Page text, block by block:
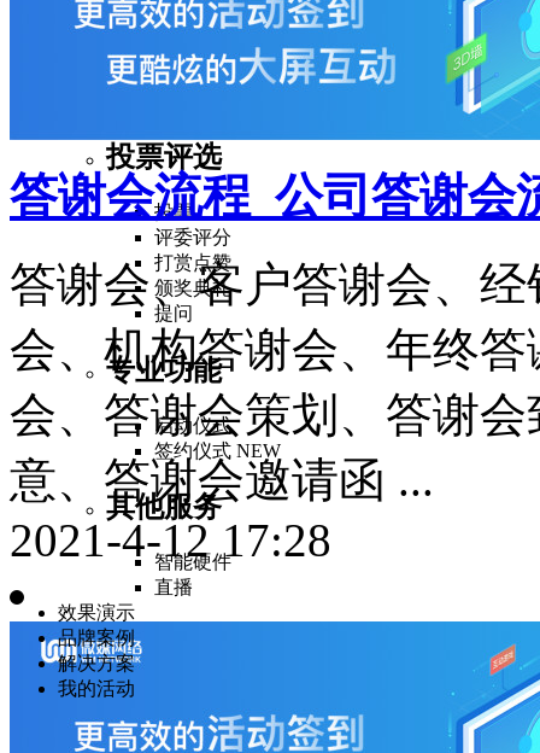
酷炫抽奖
HOT
红包雨
投票评选
投票
评委评分
打赏点赞
颁奖典礼
提问
专业功能
启动仪式
签约仪式 NEW
其他服务
智能硬件
直播
效果演示
品牌案例
解决方案
我的活动
答谢会流程_公司答谢会
答谢会、客户答谢会、
会、机构答谢会、年终
会、答谢会策划、答谢
意、答谢会邀请函 ...
2021-4-12 17:28